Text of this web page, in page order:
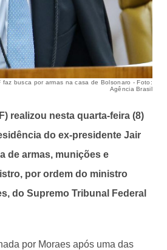
faz busca por armas na casa de Bolsonaro - Foto:
Agência Brasil
realizou nesta quarta-feira (8)
do ex-presidente Jair
de armas, munições e
por ordem do ministro
do Supremo Tribunal Federal
por Moraes após uma das